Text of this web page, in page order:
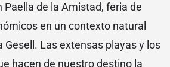
Paella de la Amistad, feria de
en un contexto natural
Gesell. Las extensas playas y los
hacen de nuestro destino la